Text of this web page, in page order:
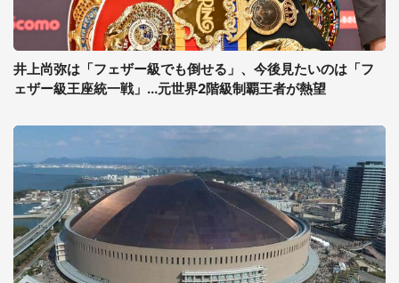
井上尚弥は「フェザー級でも倒せる」、今後見たいのは「フ
ェザー級王座統一戦」...元世界2階級制覇王者が熱望